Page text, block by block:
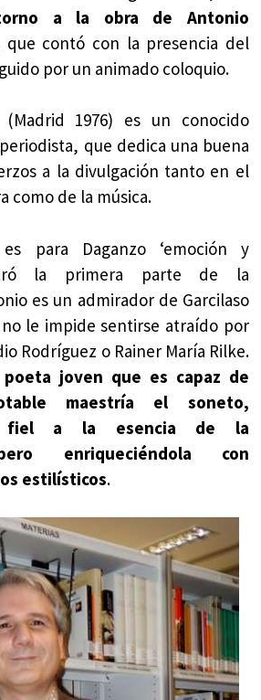
a la obra de Antonio
que contó con la presencia del
por un animado coloquio.
(Madrid 1976) es un conocido
que dedica una buena
a la divulgación tanto en el
como de la música.
para Daganzo ‘emoción y
la primera parte de la
es un admirador de Garcilaso
le impide sentirse atraído por
Rodríguez o Rainer María Rilke.
joven que es capaz de
maestría el soneto,
fiel a la esencia de la
enriqueciéndola con
estilísticos.